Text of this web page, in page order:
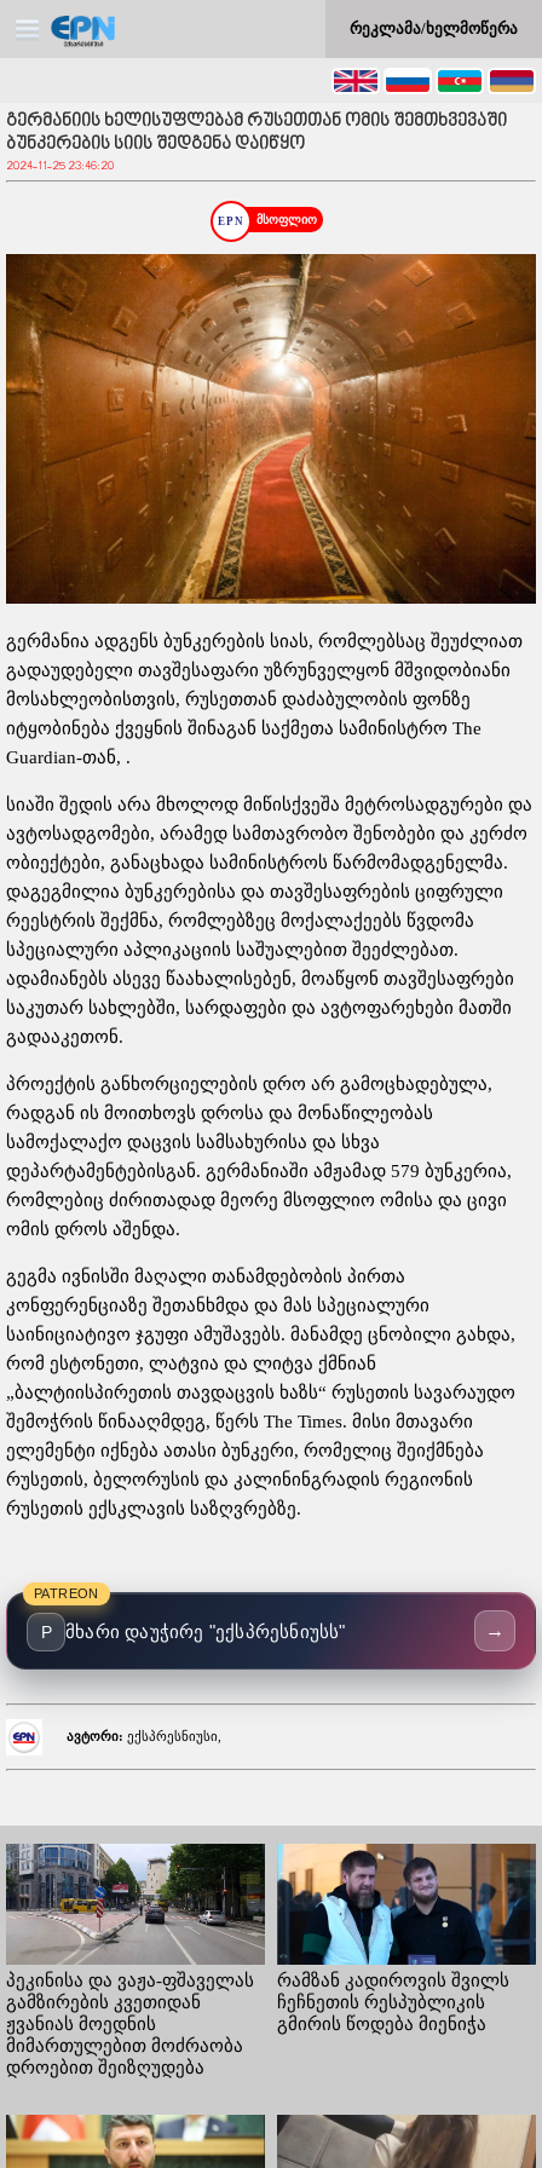
რეკლამა/ხელმოწერა
გერმანიის ხელისუფლებამ რუსეთთან ომის შემთხვევაში
ბუნკერების სიის შედგენა დაიწყო
2024-11-25 23:46:20
მსოფლიო
გერმანია ადგენს ბუნკერების სიას, რომლებსაც შეუძლიათ
გადაუდებელი თავშესაფარი უზრუნველყონ მშვიდობიანი
მოსახლეობისთვის, რუსეთთან დაძაბულობის ფონზე
იტყობინება ქვეყნის შინაგან საქმეთა სამინისტრო The
Guardian-თან, .
სიაში შედის არა მხოლოდ მიწისქვეშა მეტროსადგურები და
ავტოსადგომები, არამედ სამთავრობო შენობები და კერძო
ობიექტები, განაცხადა სამინისტროს წარმომადგენელმა.
დაგეგმილია ბუნკერებისა და თავშესაფრების ციფრული
რეესტრის შექმნა, რომლებზეც მოქალაქეებს წვდომა
სპეციალური აპლიკაციის საშუალებით შეეძლებათ.
ადამიანებს ასევე წაახალისებენ, მოაწყონ თავშესაფრები
საკუთარ სახლებში, სარდაფები და ავტოფარეხები მათში
გადააკეთონ.
პროექტის განხორციელების დრო არ გამოცხადებულა,
რადგან ის მოითხოვს დროსა და მონაწილეობას
სამოქალაქო დაცვის სამსახურისა და სხვა
დეპარტამენტებისგან. გერმანიაში ამჟამად 579 ბუნკერია,
რომლებიც ძირითადად მეორე მსოფლიო ომისა და ცივი
ომის დროს აშენდა.
გეგმა ივნისში მაღალი თანამდებობის პირთა
კონფერენციაზე შეთანხმდა და მას სპეციალური
საინიციატივო ჯგუფი ამუშავებს. მანამდე ცნობილი გახდა,
რომ ესტონეთი, ლატვია და ლიტვა ქმნიან
„ბალტიისპირეთის თავდაცვის ხაზს“ რუსეთის სავარაუდო
შემოჭრის წინააღმდეგ, წერს The Times. მისი მთავარი
ელემენტი იქნება ათასი ბუნკერი, რომელიც შეიქმნება
რუსეთის, ბელორუსის და კალინინგრადის რეგიონის
რუსეთის ექსკლავის საზღვრებზე.
PATREON
P მხარი დაუჭირე "ექსპრესნიუსს" →
ავტორი: ექსპრესნიუსი,
პეკინისა და ვაჟა-ფშაველას
გამზირების კვეთიდან
ჟვანიას მოედნის
მიმართულებით მოძრაობა
დროებით შეიზღუდება
რამზან კადიროვის შვილს
ჩეჩნეთის რესპუბლიკის
გმირის წოდება მიენიჭა